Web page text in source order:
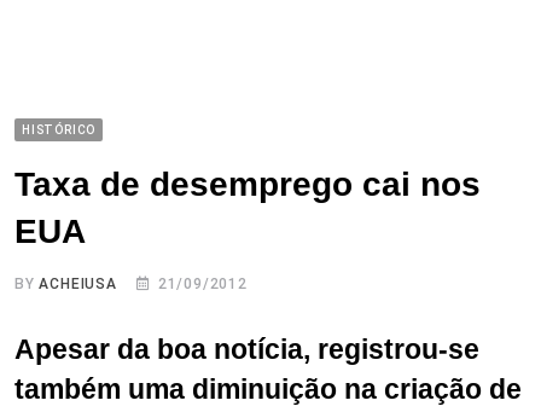
HISTÓRICO
Taxa de desemprego cai nos
EUA
BYACHEIUSA 21/09/2012
Apesar da boa notícia, registrou-se
também uma diminuição na criação de